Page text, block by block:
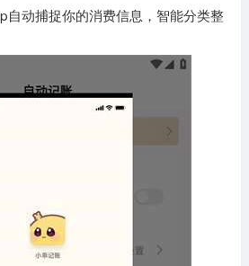
自动捕捉你的消费信息，智能分类整